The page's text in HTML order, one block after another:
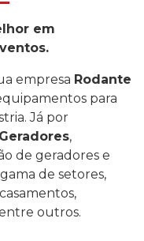
em
empresa Rodante
para
Já por
,
de geradores e
de setores,
outros.